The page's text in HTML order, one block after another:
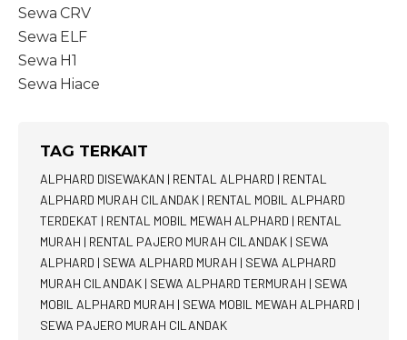
Sewa CRV
Sewa ELF
Sewa H1
Sewa Hiace
TAG TERKAIT
ALPHARD DISEWAKAN | RENTAL ALPHARD | RENTAL
ALPHARD MURAH CILANDAK | RENTAL MOBIL ALPHARD
TERDEKAT | RENTAL MOBIL MEWAH ALPHARD | RENTAL
MURAH | RENTAL PAJERO MURAH CILANDAK | SEWA
ALPHARD | SEWA ALPHARD MURAH | SEWA ALPHARD
MURAH CILANDAK | SEWA ALPHARD TERMURAH | SEWA
MOBIL ALPHARD MURAH | SEWA MOBIL MEWAH ALPHARD |
SEWA PAJERO MURAH CILANDAK